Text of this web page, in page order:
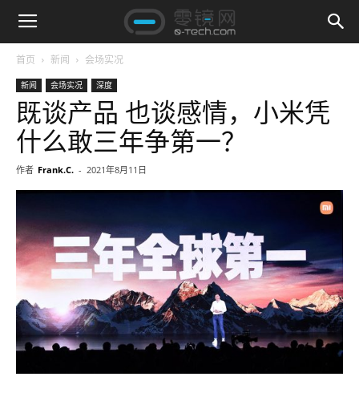
首页 新闻 会场实况
新闻 会场实况 深度
既谈产品 也谈感情，小米凭
什么敢三年争第一？
作者 Frank.C. - 2021年8月11日